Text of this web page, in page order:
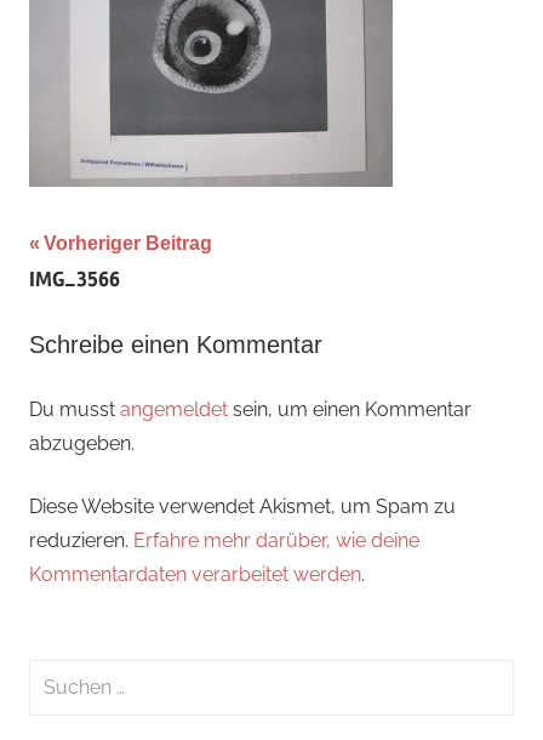
Beitragsnavigation
Vorheriger Beitrag
IMG_3566
Schreibe einen Kommentar
Du musst angemeldet sein, um einen Kommentar
abzugeben.
Diese Website verwendet Akismet, um Spam zu
reduzieren. Erfahre mehr darüber, wie deine
Kommentardaten verarbeitet werden.
Suchen